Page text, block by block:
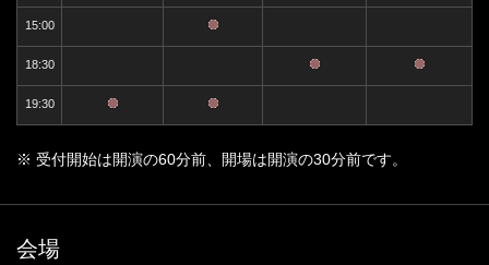
15:00
18:30
19:30
※ 受付開始は開演の60分前、開場は開演の30分前です。
会場